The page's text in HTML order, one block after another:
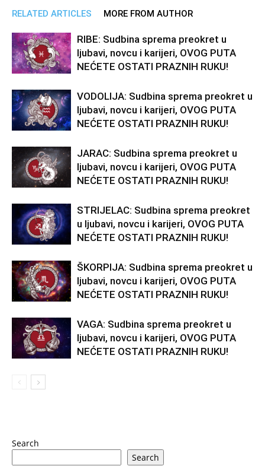
RELATED ARTICLES MORE FROM AUTHOR
RIBE: Sudbina sprema preokret u
ljubavi, novcu i karijeri, OVOG PUTA
NEĆETE OSTATI PRAZNIH RUKU!
VODOLIJA: Sudbina sprema preokret u
ljubavi, novcu i karijeri, OVOG PUTA
NEĆETE OSTATI PRAZNIH RUKU!
JARAC: Sudbina sprema preokret u
ljubavi, novcu i karijeri, OVOG PUTA
NEĆETE OSTATI PRAZNIH RUKU!
STRIJELAC: Sudbina sprema preokret
u ljubavi, novcu i karijeri, OVOG PUTA
NEĆETE OSTATI PRAZNIH RUKU!
ŠKORPIJA: Sudbina sprema preokret u
ljubavi, novcu i karijeri, OVOG PUTA
NEĆETE OSTATI PRAZNIH RUKU!
VAGA: Sudbina sprema preokret u
ljubavi, novcu i karijeri, OVOG PUTA
NEĆETE OSTATI PRAZNIH RUKU!
Search
Search